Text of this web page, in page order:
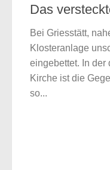
Das
Bei Griesstätt,
Klosteranlage
eingebettet. In der
Kirche ist die
so...